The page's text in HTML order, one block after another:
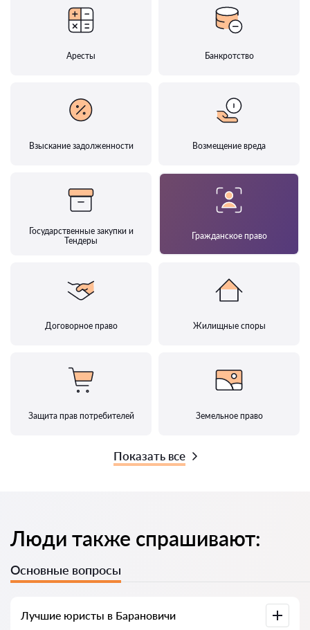
Аресты Банкротство
Взыскание задолженности Возмещение вреда
Государственные закупки и
Тендеры
Гражданское право
Договорное право Жилищные споры
Защита прав потребителей Земельное право
Показать все
Люди также спрашивают:
Основные вопросы
Лучшие юристы в Барановичи